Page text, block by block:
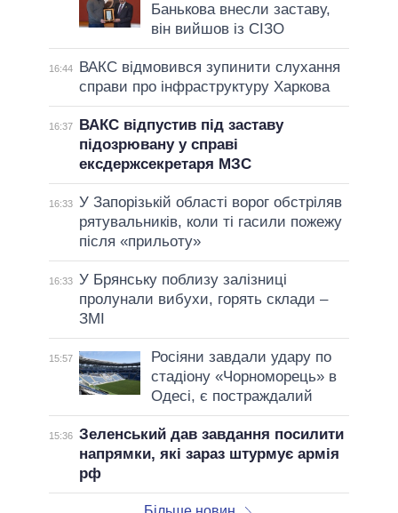
Банькова внесли заставу,
він вийшов із СІЗО
16:44
ВАКС відмовився зупинити слухання
справи про інфраструктуру Харкова
16:37
ВАКС відпустив під заставу
підозрювану у справі
ексдержсекретаря МЗС
16:33 У Запорізькій області ворог обстріляв
рятувальників, коли ті гасили пожежу
після «прильоту»
16:33 У Брянську поблизу залізниці
пролунали вибухи, горять склади –
ЗМІ
15:57
Росіяни завдали удару по
стадіону «Чорноморець» в
Одесі, є постраждалий
15:36 Зеленський дав завдання посилити
напрямки, які зараз штурмує армія
рф